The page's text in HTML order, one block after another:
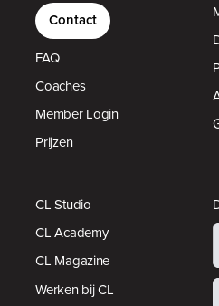
Contact
FAQ
Coaches
Member Login
Prijzen
CL Studio
CL Academy
CL Magazine
Werken bij CL